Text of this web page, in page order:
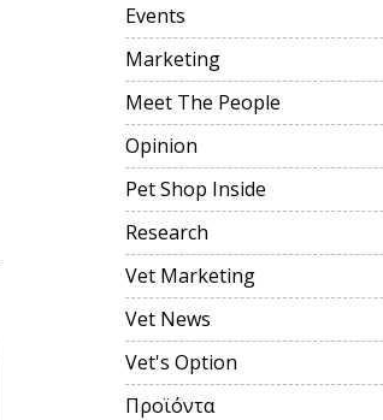
Events
Marketing
Meet The People
Opinion
Pet Shop Inside
Research
Vet Marketing
Vet News
Vet's Option
Προϊόντα